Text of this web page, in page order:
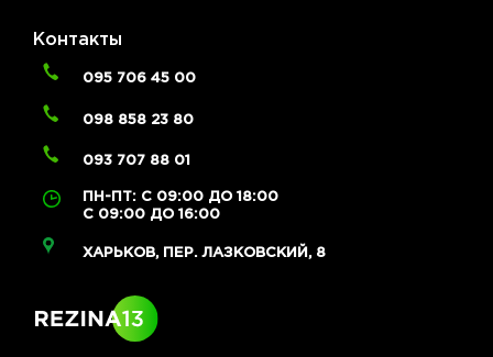
Контакты
095 706 45 00
098 858 23 80
093 707 88 01
ПН-ПТ: С 09:00 ДО 18:00
С 09:00 ДО 16:00
ХАРЬКОВ, ПЕР. ЛАЗКОВСКИЙ, 8